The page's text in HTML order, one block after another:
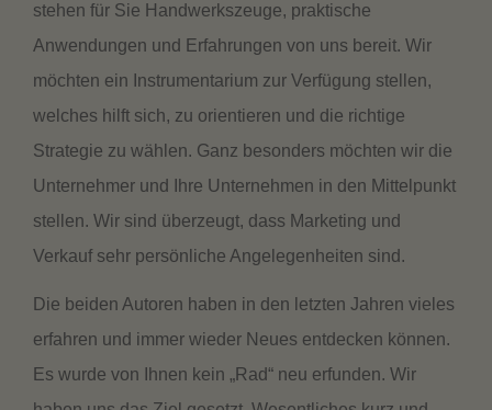
stehen für Sie Handwerkszeuge, praktische
Anwendungen und Erfahrungen von uns bereit. Wir
möchten ein Instrumentarium zur Verfügung stellen,
welches hilft sich, zu orientieren und die richtige
Strategie zu wählen. Ganz besonders möchten wir die
Unternehmer und Ihre Unternehmen in den Mittelpunkt
stellen. Wir sind überzeugt, dass Marketing und
Verkauf sehr persönliche Angelegenheiten sind.
Die beiden Autoren haben in den letzten Jahren vieles
erfahren und immer wieder Neues entdecken können.
Es wurde von Ihnen kein „Rad“ neu erfunden. Wir